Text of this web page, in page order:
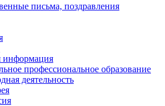
письма, поздравления
информация
профессиональное образование
деятельность